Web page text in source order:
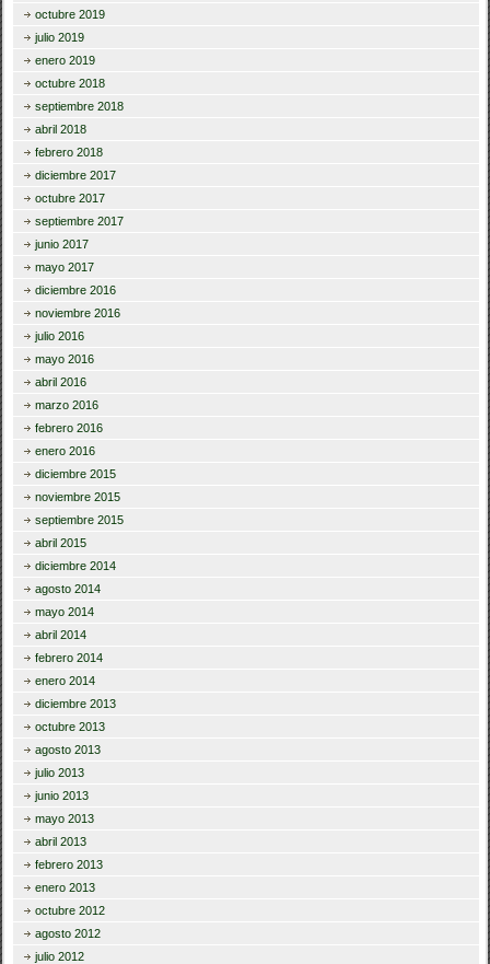
octubre 2019
julio 2019
enero 2019
octubre 2018
septiembre 2018
abril 2018
febrero 2018
diciembre 2017
octubre 2017
septiembre 2017
junio 2017
mayo 2017
diciembre 2016
noviembre 2016
julio 2016
mayo 2016
abril 2016
marzo 2016
febrero 2016
enero 2016
diciembre 2015
noviembre 2015
septiembre 2015
abril 2015
diciembre 2014
agosto 2014
mayo 2014
abril 2014
febrero 2014
enero 2014
diciembre 2013
octubre 2013
agosto 2013
julio 2013
junio 2013
mayo 2013
abril 2013
febrero 2013
enero 2013
octubre 2012
agosto 2012
julio 2012